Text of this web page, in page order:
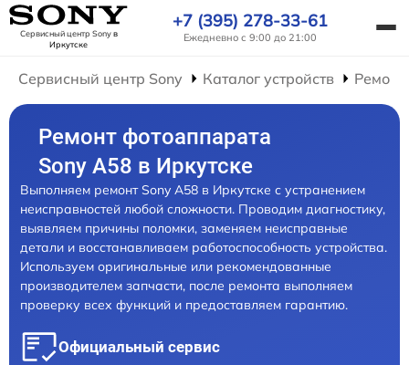
Сервисный центр Sonyв
Иркутске
+7 (395) 278-33-61
Ежедневно с 9:00 до 21:00
Сервисный центр Sony Каталог устройств
Ремонт фотоаппарата
Sony A58 в Иркутске
Выполняем ремонт Sony A58 в Иркутске с устранением
неисправностей любой сложности. Проводим диагностику,
выявляем причины поломки, заменяем неисправные
детали и восстанавливаем работоспособность устройства.
Используем оригинальные или рекомендованные
производителем запчасти, после ремонта выполняем
проверку всех функций и предоставляем гарантию.
Официальный сервис